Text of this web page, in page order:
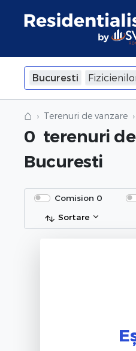
Bucuresti
⌂ Terenuri de vanzare
0 terenuri
Bucuresti
Comision 0
Sortare